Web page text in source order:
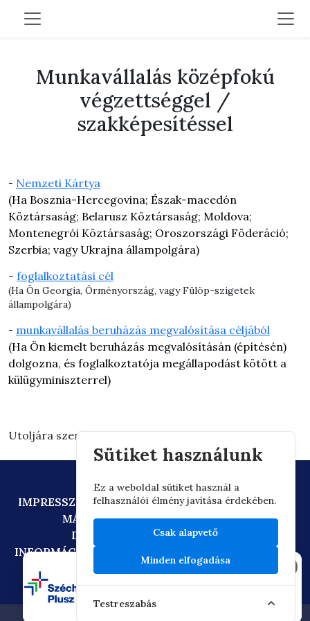
Munkavállalás középfokú
végzettséggel /
szakképesítéssel
- Nemzeti Kártya
(Ha Bosznia-Hercegovina; Észak-macedón
Köztársaság; Belarusz Köztársaság; Moldova;
Montenegrói Köztársaság; Oroszországi Föderáció;
Szerbia; vagy Ukrajna állampolgára)
- foglalkoztatási cél
(Ha Ön Georgia, Örményország, vagy Fülöp-szigetek
állampolgára)
- munkavállalás beruházás megvalósítása céljából
(Ha Ön kiemelt beruházás megvalósításán (építésén)
dolgozna, és foglalkoztatója megállapodást kötött a
külügyminiszterrel)
Utoljára szerkesztve: 2026.06.11. 13:23
IMPRESSZUMADATVÉDELEMTECHNIKAI AJÁNLÁS
MÁSOLATKÉSZÍTÉSI SZABÁLYZAT
DIGITÁLIS ÁLLAMPOLGÁRSÁG
INFORMÁCIÓÁTADÁSI SZABÁLYZAT
OIF/FACEBOOK
Sütiket használunk
Ez a weboldal sütiket használ a
felhasználói élmény javítása érdekében.
Csak alapvető
Minden elfogadása
Testreszabás